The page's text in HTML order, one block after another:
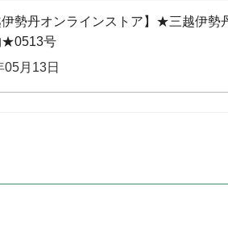
伊勢丹オンラインストア】★三越伊勢
★0513号
05月13日